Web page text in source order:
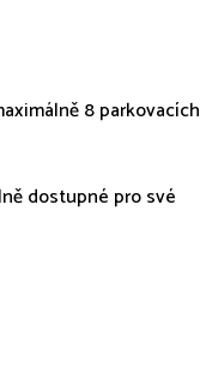
8 parkovacích
dostupné pro své